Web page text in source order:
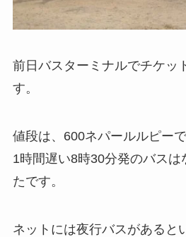
前日バスターミナルでチケッ
す。
値段は、600ネパールルピーで
1時間遅い8時30分発のバスは
たです。
ネットには夜行バスがあると